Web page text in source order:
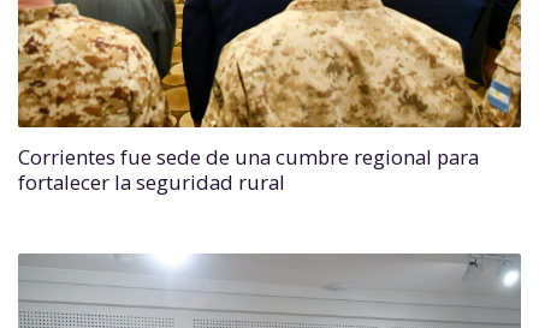
Corrientes fue sede de una cumbre regional para
fortalecer la seguridad rural